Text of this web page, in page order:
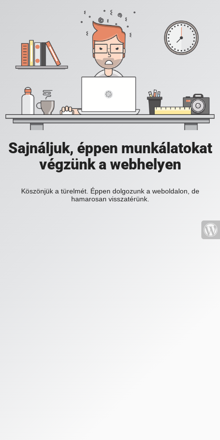
Sajnáljuk, éppen munkálatokat
végzünk a webhelyen
Köszönjük a türelmét. Éppen dolgozunk a weboldalon, de
hamarosan visszatérünk.